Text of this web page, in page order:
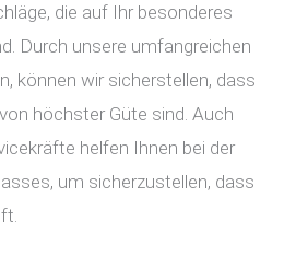
die auf Ihr besonderes
Durch unsere umfangreichen
können wir sicherstellen, dass
höchster Güte sind. Auch
helfen Ihnen bei der
um sicherzustellen, dass